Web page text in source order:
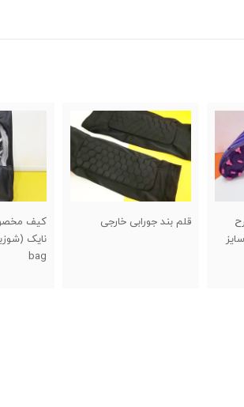
کیف مخصوص حمل کفش
کفش
سایز ۴۰ تا ۴۵